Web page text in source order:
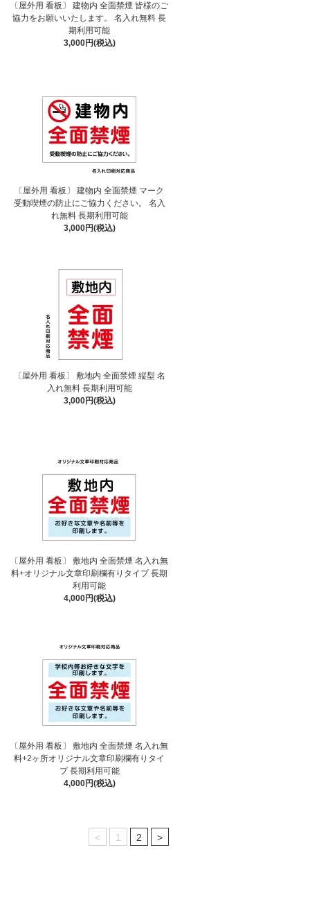
〔屋外用 看板〕 建物内 全面禁煙 皆様のご
協力をお願いいたします。 名入れ無料 長
期利用可能
3,000円(税込)
〔屋外用 看板〕 建物内 全面禁煙 マーク
受動喫煙の防止にご協力ください。 名入
れ無料 長期利用可能
3,000円(税込)
〔屋外用 看板〕 敷地内 全面禁煙 縦型 名
入れ無料 長期利用可能
3,000円(税込)
〔屋外用 看板〕 敷地内 全面禁煙 名入れ無
料+オリジナル文章印刷欄有りタイプ 長期
利用可能
4,000円(税込)
〔屋外用 看板〕 敷地内 全面禁煙 名入れ無
料+2ヶ所オリジナル文章印刷欄有りタイ
プ 長期利用可能
4,000円(税込)
< 1 2 >